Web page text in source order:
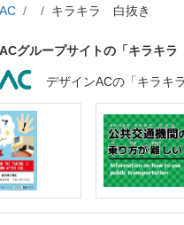
キラキラ 白抜き
グループサイトの「キラキ
デザインACの「キラ